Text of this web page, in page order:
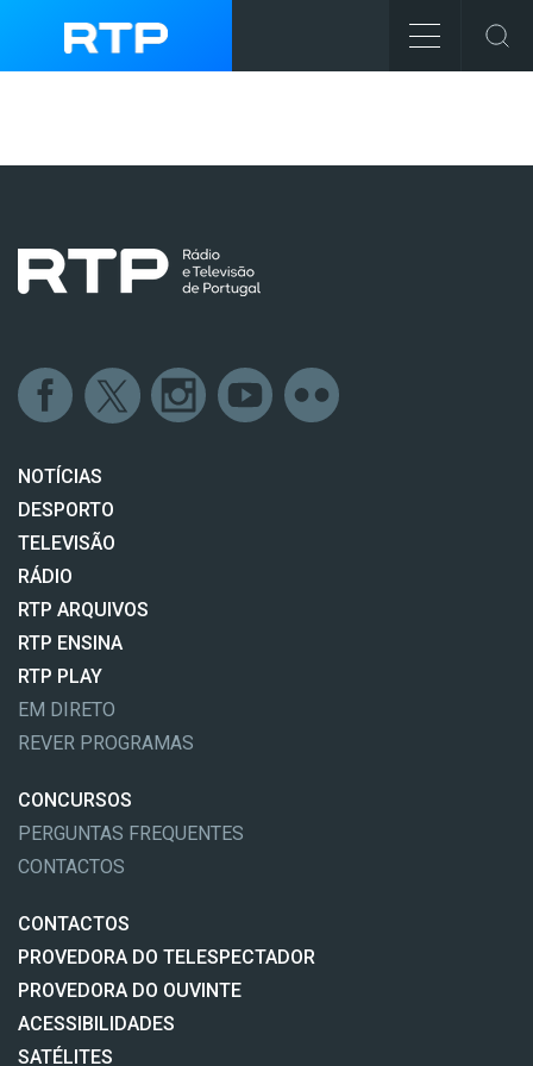
NOTÍCIAS
DESPORTO
TELEVISÃO
RÁDIO
RTP ARQUIVOS
RTP ENSINA
RTP PLAY
EM DIRETO
REVER PROGRAMAS
CONCURSOS
PERGUNTAS FREQUENTES
CONTACTOS
CONTACTOS
PROVEDORA DO TELESPECTADOR
PROVEDORA DO OUVINTE
ACESSIBILIDADES
SATÉLITES